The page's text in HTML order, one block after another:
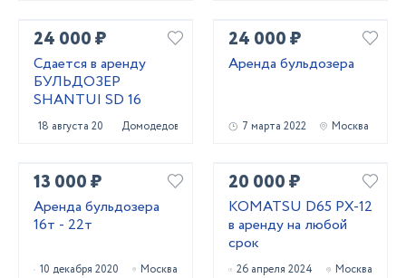
24 000 ₽
Сдается в аренду
БУЛЬДОЗЕР
SHANTUI SD 16
18 августа 2021 Домодедово
24 000 ₽
Аренда бульдозера
7 марта 2022 Москва
13 000 ₽
Аренда бульдозера
16т - 22т
10 декабря 2020 Москва
20 000 ₽
KOMATSU D65 PX-12
в аренду на любой
срок
26 апреля 2024 Москва